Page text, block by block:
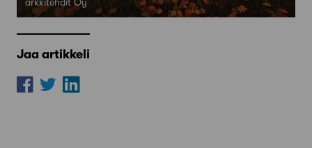
arkkitehdit Oy
Jaa artikkeli